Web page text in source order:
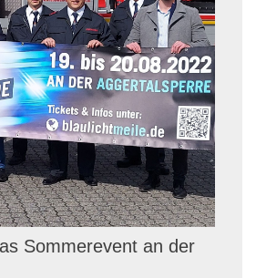
Sommerevent an der